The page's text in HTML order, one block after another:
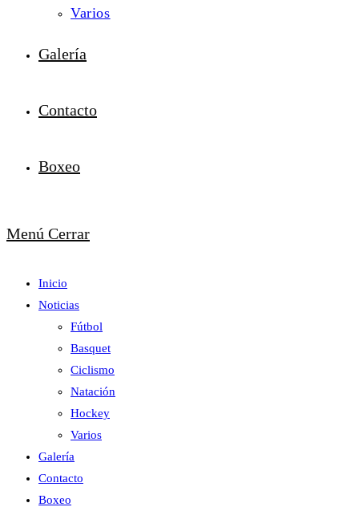
Varios
Galería
Contacto
Boxeo
Menú Cerrar
Inicio
Noticias
Fútbol
Basquet
Ciclismo
Natación
Hockey
Varios
Galería
Contacto
Boxeo